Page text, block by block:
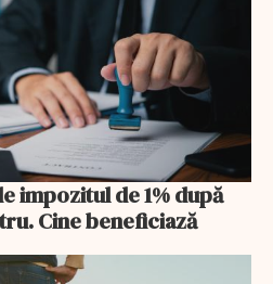
impozitul de 1% după
Cine beneficiază